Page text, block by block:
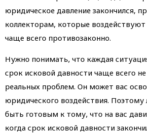
юридическое давление закончился,
коллекторам, которые
чаще всего противозаконно.
Нужно понимать, что каждая
срок исковой давности чаще всего не
реальных проблем. Он может вас
юридического воздействия. Поэтому
быть готовым к тому, что на вас
когда срок исковой давности